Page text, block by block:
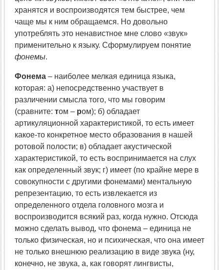
хранятся и воспроизводятся тем быстрее, чем
чаще мы к ним обращаемся. Но довольно
употреблять это ненавистное мне слово «звук»
применительно к языку. Сформулируем понятие
фонемы.
Фонема – наиболее мелкая единица языка,
которая: а) непосредственно участвует в
различении смысла того, что мы говорим
(сравните: том – ром); б) обладает
артикуляционной характеристикой, то есть имеет
какое-то конкретное место образования в нашей
ротовой полости; в) обладает акустической
характеристикой, то есть воспринимается на слух
как определенный звук; г) имеет (по крайне мере в
совокупности с другими фонемами) ментальную
репрезентацию, то есть извлекается из
определенного отдела головного мозга и
воспроизводится всякий раз, когда нужно. Отсюда
можно сделать вывод, что фонема – единица не
только физическая, но и психическая, что она имеет
не только внешнюю реализацию в виде звука (ну,
конечно, не звука, а, как говорят лингвисты,